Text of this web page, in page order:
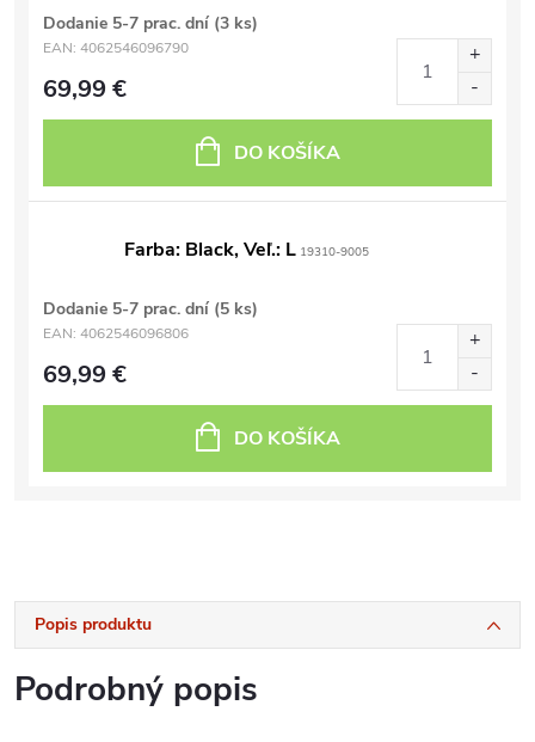
Dodanie 5-7 prac. dní (3 ks)
EAN: 4062546096790
69,99 €
DO KOŠÍKA
Farba: Black, Veľ.: L 19310-9005
Dodanie 5-7 prac. dní (5 ks)
EAN: 4062546096806
69,99 €
DO KOŠÍKA
Popis produktu
Podrobný popis